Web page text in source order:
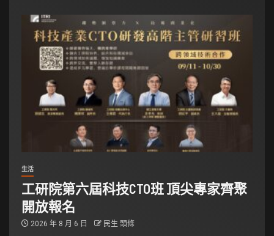
生活
工研院第六屆科技CTO班 頂尖專家齊聚
開放報名
2026 年 8 月 6 日 民生 頭條